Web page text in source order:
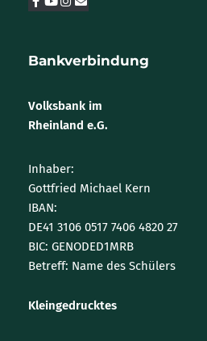
Bankverbindung
Volksbank im
Rheinland e.G.
Inhaber:
Gottfried Michael Kern
IBAN:
DE41 3106 0517 7406 4820 27
BIC: GENODED1MRB
Betreff: Name des Schülers
Kleingedrucktes